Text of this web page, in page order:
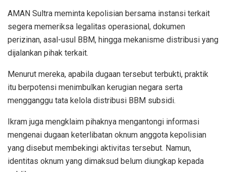
AMAN Sultra meminta kepolisian bersama instansi terkait
segera memeriksa legalitas operasional, dokumen
perizinan, asal-usul BBM, hingga mekanisme distribusi yang
dijalankan pihak terkait.
Menurut mereka, apabila dugaan tersebut terbukti, praktik
itu berpotensi menimbulkan kerugian negara serta
mengganggu tata kelola distribusi BBM subsidi.
Ikram juga mengklaim pihaknya mengantongi informasi
mengenai dugaan keterlibatan oknum anggota kepolisian
yang disebut membekingi aktivitas tersebut. Namun,
identitas oknum yang dimaksud belum diungkap kepada